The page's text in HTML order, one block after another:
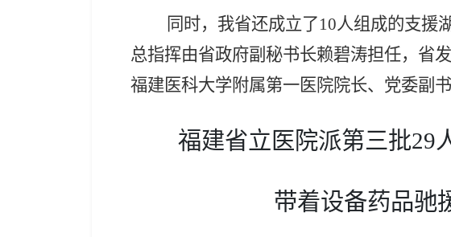
同时，我省还成立了10人组成的支援
总指挥由省政府副秘书长赖碧涛担任，省
福建医科大学附属第一医院院长、党委副
福建省立医院派第三批29
带着设备药品驰